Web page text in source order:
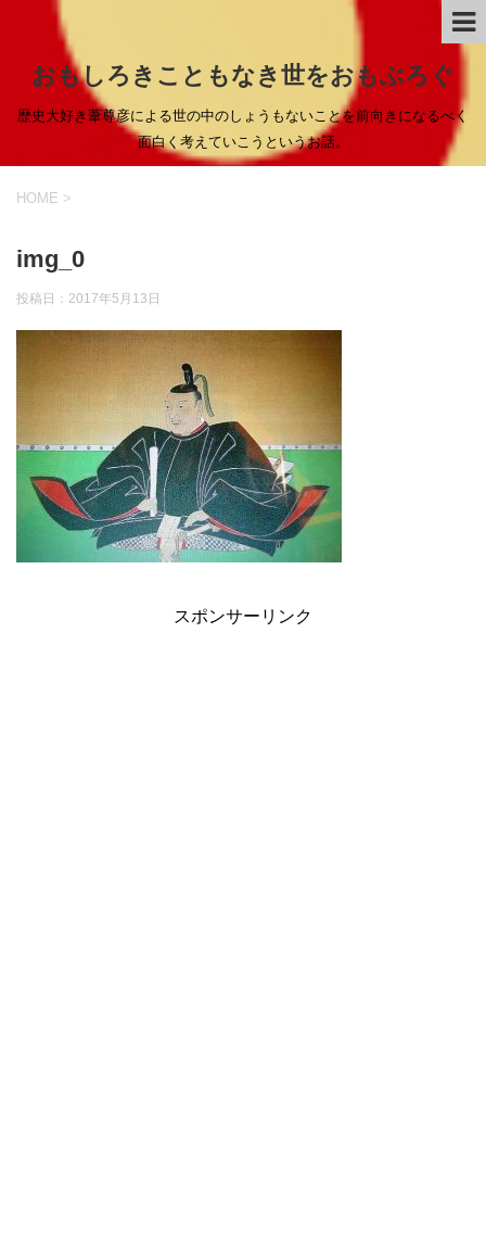
おもしろきこともなき世をおもぶろぐ
歴史大好き葦尊彦による世の中のしょうもないことを前向きになるべく
面白く考えていこうというお話。
HOME >
img_0
投稿日： 2017年5月13日
スポンサーリンク